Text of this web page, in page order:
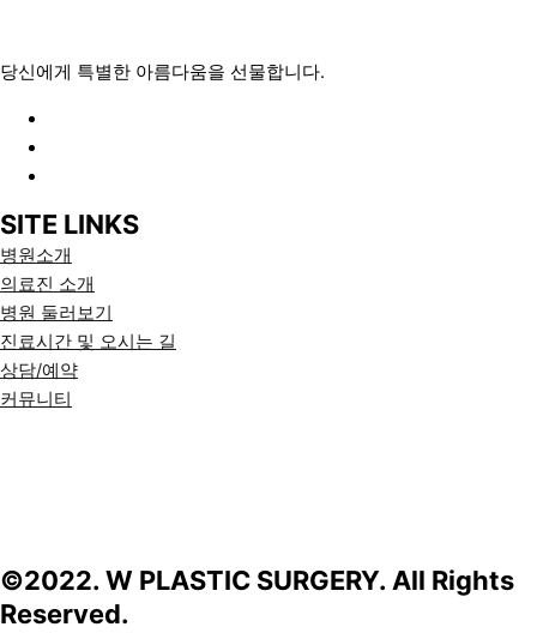
당신에게 특별한 아름다움을 선물합니다.
SITE LINKS
병원소개
의료진 소개
병원 둘러보기
진료시간 및 오시는 길
상담/예약
커뮤니티
©2022. W PLASTIC SURGERY. All Rights
Reserved.